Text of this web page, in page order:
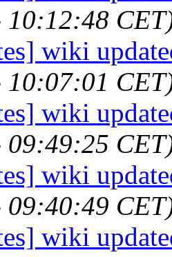
10:12:48
wiki
10:07:01
wiki
09:49:25
wiki
09:40:49
wiki